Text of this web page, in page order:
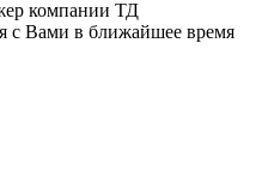
компании ТД
с Вами в ближайшее время